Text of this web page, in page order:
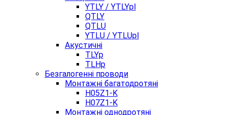
YTLY / YTLYpl
QTLY
QTLU
YTLU / YTLUpl
Акустичні
TLYp
TLHp
Безгалогенні проводи
Монтажні багатодротяні
H05Z1-K
H07Z1-K
Монтажні однодротяні